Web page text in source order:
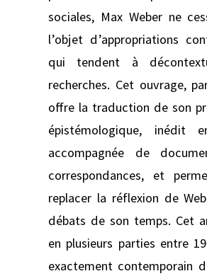
sociales, Max Weber ne
l’objet d’appropriations
qui tendent à
recherches. Cet ouvrage,
offre la traduction de son
épistémologique, inédit
accompagnée de
correspondances, et
replacer la réflexion de
débats de son temps. Cet
en plusieurs parties entre
exactement contemporain